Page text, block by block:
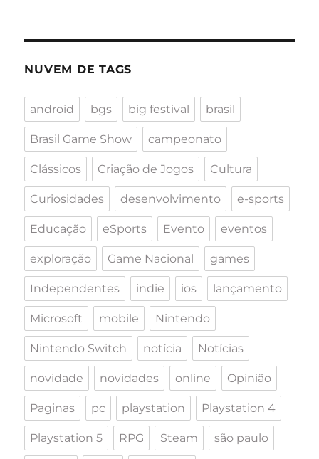
NUVEM DE TAGS
android bgs big festival brasil
Brasil Game Show campeonato
Clássicos Criação de Jogos Cultura
Curiosidades desenvolvimento e-sports
Educação eSports Evento eventos
exploração Game Nacional games
Independentes indie ios lançamento
Microsoft mobile Nintendo
Nintendo Switch notícia Notícias
novidade novidades online Opinião
Paginas pc playstation Playstation 4
Playstation 5 RPG Steam são paulo